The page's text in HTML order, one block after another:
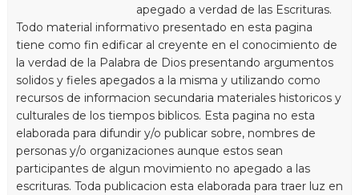
apegado a verdad de las Escrituras.
Todo material informativo presentado en esta pagina
tiene como fin edificar al creyente en el conocimiento de
la verdad de la Palabra de Dios presentando argumentos
solidos y fieles apegados a la misma y utilizando como
recursos de informacion secundaria materiales historicos y
culturales de los tiempos biblicos. Esta pagina no esta
elaborada para difundir y/o publicar sobre, nombres de
personas y/o organizaciones aunque estos sean
participantes de algun movimiento no apegado a las
escrituras. Toda publicacion esta elaborada para traer luz en